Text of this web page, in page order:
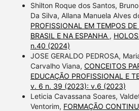
Shilton Roque dos Santos,
Da Silva, Allana Manuela Alves
PROFISSIONAL EM TEMPOS DE
BRASIL E NA ESPANHA ,
n.40 (2024)
JOSE GERALDO PEDROSA,
Carvalho Viana, CONCEITOS
EDUCAÇÃO PROFISSIONAL E
v. 6 n. 39 (2023): v.6 (2023)
Leticia Cavassana Soares,
Ventorim, FORMAÇÃO